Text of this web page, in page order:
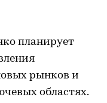
планирует
рынков и
областях.